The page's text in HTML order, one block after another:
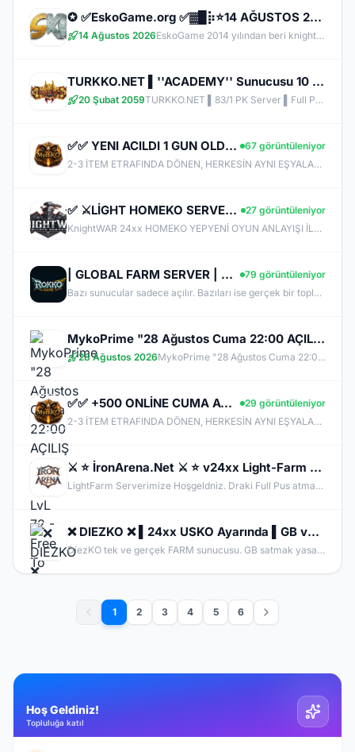
✪ ✅EskoGame.org ✅▓█⡷⭐14 AĞUSTOS 22.00⭐⢾█▓✅ERKEN KAYITA VİP PAKET HEDİYE !✅▓█⡷👉 v25XX FARM 👈
14 Ağustos 2026 EskoGame 2014 yılından beri knight online pvp sektöründe kesintisiz hizmet vermektedir. Aktif sunucuları +1000 Gündür onlinedir, yeni sunucular senede 1 kere açılır, takipde kalın!
TURKKO.NET ▌''ACADEMY'' Sunucusu 10 TEMMUZ Time 22:00 ▌Ücretsiz Full Pus Başlangıç ▌83/5 PK Server
20 Şubat 2059 TURKKO.NET ▌83/1 PK Server ▌Full Pus Başlangıç ▌x64 Bit Client dx11 ▌ 2009'dan Bu Yana Aynı Heyecan!
✅✅ YENI ACILDI 1 GUN OLDU✅✅ FARMERLAR ANLADI BİLE !! MYTHKO 20:00 'da ONLİNE ✅✅
67 görüntüleniyor
2-3 İTEM ETRAFINDA DÖNEN, HERKESİN AYNI EŞYALARLA OYNADIĞI SUNUCULARDAN BIKMADIN MI? MYTHKO'DA YENİ WEAPON BOXLARI, TAKI SİSTEMLERİ, DRAGON ARMOR, PERK STAT, GÖREVLER, FARM ALANLARI VE KAZANÇ DOLU ETKİNLİKLER SENİ BEKLİYOR! ONLİNE KAL, KC KAZAN, KİLL AL PARA KAZAN, CR VE ETKİNLİKLERDEN ÖDÜLLER TOPLA. BİZDE AMAÇ SADECE PUS DEĞİL; UZUN SOLUKLU, EMEK VERDİKÇE KAZANDIĞIN GERÇEK BİR PvP DENEYİMİ!
✅ ⚔️LİGHT HOMEKO SERVER⭐⭐YENİ İTEMLER EKLENDİ⭐⭐PUS ÜCRETSİZ⭐⭐İTEM SATIŞ YOK⭐⭐HİLE VE BUGLAR FİX ✅ ⚔️
27 görüntüleniyor
KnightWAR 24xx HOMEKO YEPYENİ OYUN ANLAYIŞI İLE SİZLERLE BULUŞUYOR. Merhaba Şovalyeler, Sizleri Sürükleyici Maceralarıyla, Sorunsuz Ve Hilesiz Ve Eşit Oyun Oynayabileceginiz, Güzel Ve Keyifli Vakit Geçireceğiniz Bir Sunucu İle Karşılıyor ve İyi Oyunlar Diliyoruz. KnightWAR Sunucumuz Hakkında Oyun İçi Bilgi Almak İçin DİSCORD kanalımıza katılın ! Sürüm v.24xx HOME KO Light Farm
| GLOBAL FARM SERVER | 83/10 |UZUN SOLUKLU FARM'IN ADRESİ | v24xx |
79 görüntüleniyor
Bazı sunucular sadece açılır. Bazıları ise gerçek bir topluluğa dönüşür. RokkoGame’i oluştururken hedefimiz hiçbir zaman büyük vaatler vermek olmadı. Amacımız; uzun vadede ayakta kalacak, güvenilir, adil ve sağlam bir yapı kurmaktı. Gösteriş yerine sağlam temelleri seçtik. Çünkü gerçek kalite, yüksek sesle değil; istikrarla kendini kanıtlar.
MykoPrime "28 Ağustos Cuma 22:00 AÇILIŞ !"- Max LvL 72 - Free To Play - KC SATIŞI YOK
28 Ağustos 2026 MykoPrime "28 Ağustos Cuma 22:00 AÇILIŞ !"- Max LvL 72 - Free To Play - KC SATIŞI YOK
✅✅ +500 ONLİNE CUMA AÇILDI✅✅✅✅ƁÖYLE BIR SERVER YOK ✅✅✅✅MYTHKO
29 görüntüleniyor
2-3 İTEM ETRAFINDA DÖNEN, HERKESİN AYNI EŞYALARLA OYNADIĞI SUNUCULARDAN BIKMADIN MI? MYTHKO'DA YENİ WEAPON BOXLARI, TAKI SİSTEMLERİ, DRAGON ARMOR, PERK STAT, GÖREVLER, FARM ALANLARI VE KAZANÇ DOLU ETKİNLİKLER SENİ BEKLİYOR! ONLİNE KAL, KC KAZAN, KİLL AL PARA KAZAN, CR VE ETKİNLİKLERDEN ÖDÜLLER TOPLA. BİZDE AMAÇ SADECE PUS DEĞİL; UZUN SOLUKLU, EMEK VERDİKÇE KAZANDIĞIN GERÇEK BİR PvP DENEYİMİ!
⚔️ ⭐ İronArena.Net ⚔️ ⭐ v24xx Light-Farm Server ⭐⚔️⭐ 31.07.2026⭐⚔️⭐Güncellenmiş Yükseltilmiş Drop ve
LightFarm Serverimize Hoşgeldniz. Draki Full Pus atmaktadir Vip Paket Dahil. Talisman Aktiftr Usko Gibi Drakiden Materyal ile Yapılmaktadir.
❌ DIEZKO ❌ ▌24xx USKO Ayarında ▌GB ve İtem Satmak Yasak! ▌Trina Switch Pre Yok! ▌Beta bu Cuma
DiezKO tek ve gerçek FARM sunucusu. GB satmak yasak, PUS'ta avantaj sağlayan itemler yok. Trina , Shadow Piece ve Karivdis gibi eşyalar yok, Switch PRE ve türevleri yok. Sadece EMEK ve PK var.
1 2 3 4 5 6
Hoş Geldiniz!
Topluluğa katıl